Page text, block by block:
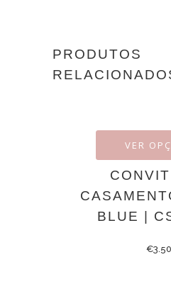
PRODUTOS
VER
BLUE |
€3.50